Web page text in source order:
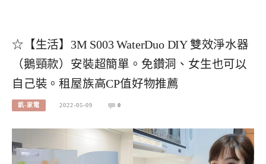
☆【生活】3M S003 WaterDuo DIY 雙效淨水器
（鵝頸款）安裝超簡單。免鑽洞、女生也可以
自己裝。租屋族高CP值好物推薦
凱-家電 2022-05-09 0